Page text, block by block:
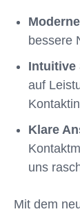
bessere
Intuitive
auf
Klare
uns
Mit dem